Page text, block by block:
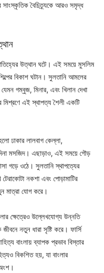
সাংস্কৃতিক বৈচিত্র্যকে আরও সমৃদ্ধ
উত্থান ঘটে। এই সময়ে মুসলিম
বিকাশ ঘটান। সুলতানি আমলের
গম্বুজ, মিনার, এবং খিলান দেখা
মিশ্রণে এই স্থাপত্য শৈলী একটি
ঢাকার লালবাগ কেল্লা,
মসজিদ। এছাড়াও, এই সময়ে গৌড়
গড়ে ওঠে। সুলতানি স্থাপত্যের
টেরাকোটা নকশা এবং পোড়ামাটির
মাত্রা যোগ করে।
ক্ষেত্রেও উল্লেখযোগ্য উন্নতি
নতুন ধারা সৃষ্টি করে। ফার্সি
বাংলায় ব্যাপক প্রভাব বিস্তার
বিকশিত হয়, যা বাংলার